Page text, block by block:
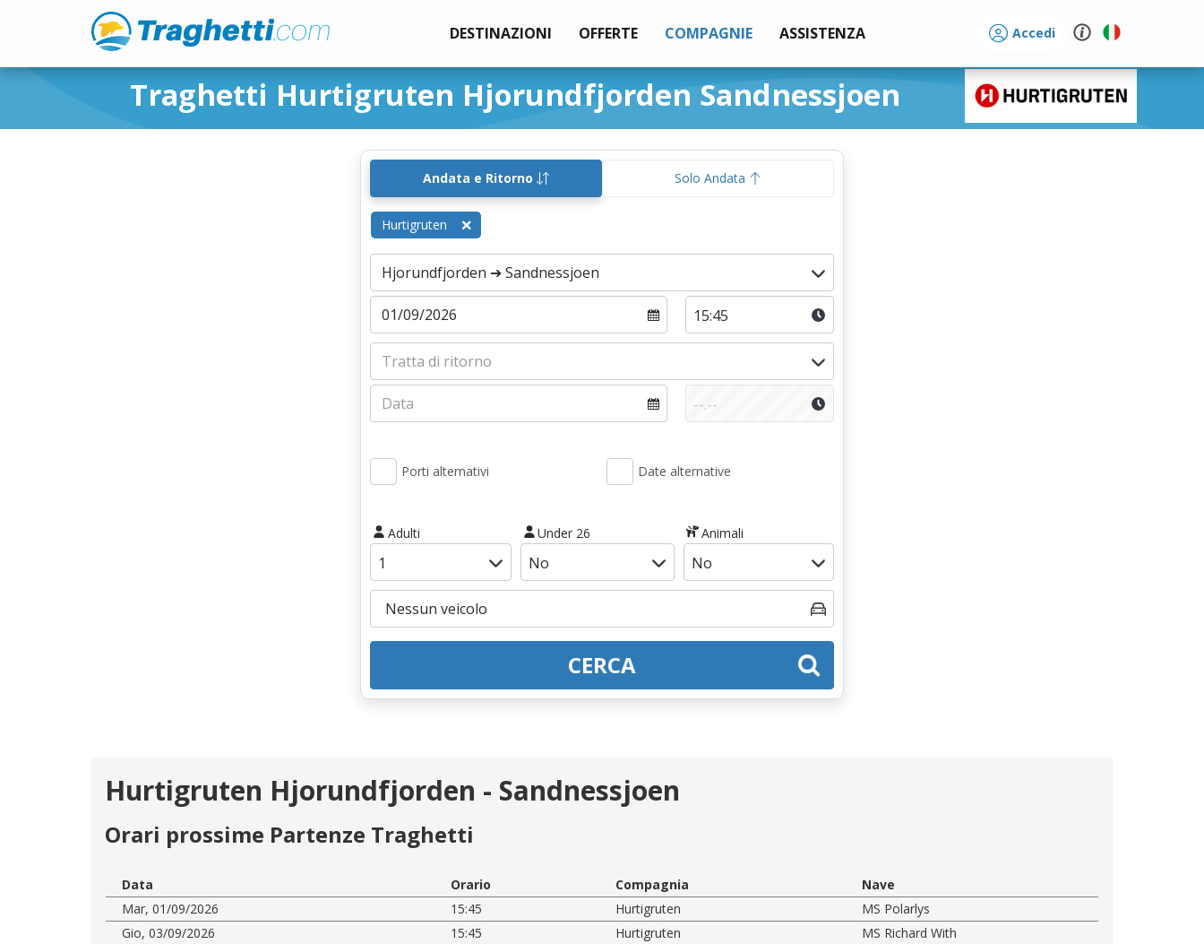
DESTINAZIONI OFFERTE COMPAGNIE ASSISTENZA Accedi
Traghetti Hurtigruten Hjorundfjorden Sandnessjoen
Andata e Ritorno Solo Andata
Hurtigruten
Porti alternativi Date alternative
Adulti Under 26 Animali
CERCA
Hurtigruten Hjorundfjorden - Sandnessjoen
Orari prossime Partenze Traghetti
Data Orario Compagnia
Nave
Mar, 01/09/2026
15:45 Hurtigruten
MS Polarlys
Gio, 03/09/2026
15:45 Hurtigruten
MS Richard With